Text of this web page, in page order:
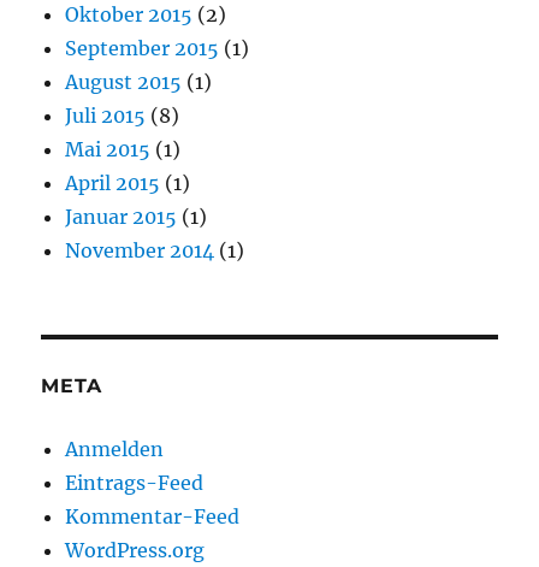
Oktober 2015 (2)
September 2015 (1)
August 2015 (1)
Juli 2015 (8)
Mai 2015 (1)
April 2015 (1)
Januar 2015 (1)
November 2014 (1)
META
Anmelden
Eintrags-Feed
Kommentar-Feed
WordPress.org